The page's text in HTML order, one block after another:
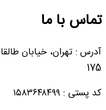
تماس با ما
آدرس : تهران، خیابان
175
کد پستی : ۱۵۸۳۶۴۸۴۹۹